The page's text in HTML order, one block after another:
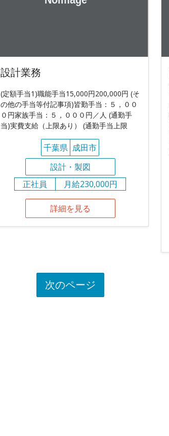
設計業務
(定額手当1)職能手当15,000円200,000円 (そ
の他の手当等付記事項)皆勤手当：５，００
０円家族手当：５，０００円／人 (通勤手
当)実費支給（上限あり） (通勤手当上限
千葉県 成田市
設計・製図
正社員
月給230,000円
詳細を見る
次のページ